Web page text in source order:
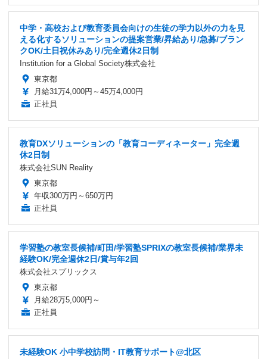
中学・高校および教育委員会向けの生徒の学力以外の力を見
える化するソリューションの提案営業/昇給あり/急募/ブラン
クOK/土日祝休みあり/完全週休2日制
Institution for a Global Society株式会社
東京都
月給31万4,000円～45万4,000円
正社員
教育DXソリューションの「教育コーディネーター」完全週
休2日制
株式会社SUN Reality
東京都
年収300万円～650万円
正社員
学習塾の教室長候補/町田/学習塾SPRIXの教室長候補/業界未
経験OK/完全週休2日/賞与年2回
株式会社スプリックス
東京都
月給28万5,000円～
正社員
未経験OK 小中学校訪問・IT教育サポート@北区